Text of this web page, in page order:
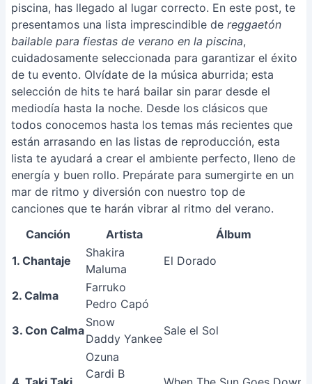
piscina, has llegado al lugar correcto. En este post, te
presentamos una lista imprescindible de reggaetón
bailable para fiestas de verano en la piscina,
cuidadosamente seleccionada para garantizar el éxito
de tu evento. Olvídate de la música aburrida; esta
selección de hits te hará bailar sin parar desde el
mediodía hasta la noche. Desde los clásicos que
todos conocemos hasta los temas más recientes que
están arrasando en las listas de reproducción, esta
lista te ayudará a crear el ambiente perfecto, lleno de
energía y buen rollo. Prepárate para sumergirte en un
mar de ritmo y diversión con nuestro top de
canciones que te harán vibrar al ritmo del verano.
Canción Artista Álbum
1. Chantaje
Shakira
Maluma
El Dorado
2. Calma
Farruko
Pedro Capó
3. Con Calma
Snow
Daddy Yankee
Sale el Sol
Ozuna
Cardi B